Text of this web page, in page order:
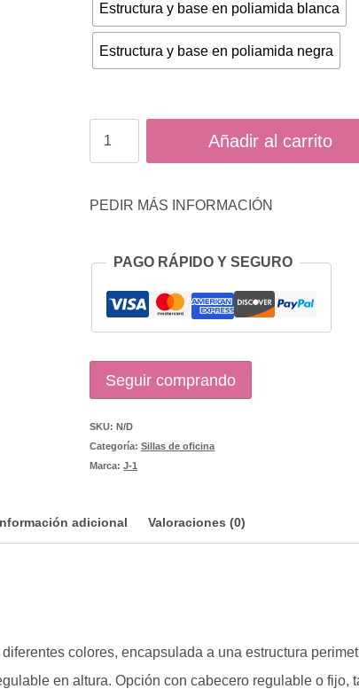
Estructura y base en poliamida blanca
Estructura y base en poliamida negra
Odesa
malla,
Añadir al carrito
PEDIR MÁS INFORMACIÓN
PAGO RÁPIDO Y SEGURO
Seguir comprando
SKU:N/D
Categoría:Sillas de oficina
Marca:J-1
adicional Valoraciones (0)
colores, encapsulada a una estructura
en altura. Opción con cabecero regulable o fijo,